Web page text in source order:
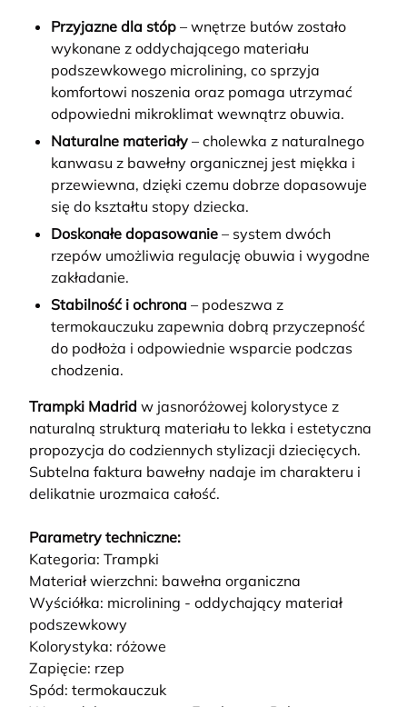
Przyjazne dla stóp – wnętrze butów zostało
wykonane z oddychającego materiału
podszewkowego microlining, co sprzyja
komfortowi noszenia oraz pomaga utrzymać
odpowiedni mikroklimat wewnątrz obuwia.
Naturalne materiały – cholewka z naturalnego
kanwasu z bawełny organicznej jest miękka i
przewiewna, dzięki czemu dobrze dopasowuje
się do kształtu stopy dziecka.
Doskonałe dopasowanie – system dwóch
rzepów umożliwia regulację obuwia i wygodne
zakładanie.
Stabilność i ochrona – podeszwa z
termokauczuku zapewnia dobrą przyczepność
do podłoża i odpowiednie wsparcie podczas
chodzenia.
Trampki Madrid w jasnoróżowej kolorystyce z
naturalną strukturą materiału to lekka i estetyczna
propozycja do codziennych stylizacji dziecięcych.
Subtelna faktura bawełny nadaje im charakteru i
delikatnie urozmaica całość.
Parametry techniczne:
Kategoria: Trampki
Materiał wierzchni: bawełna organiczna
Wyściółka: microlining - oddychający materiał
podszewkowy
Kolorystyka: różowe
Zapięcie: rzep
Spód: termokauczuk